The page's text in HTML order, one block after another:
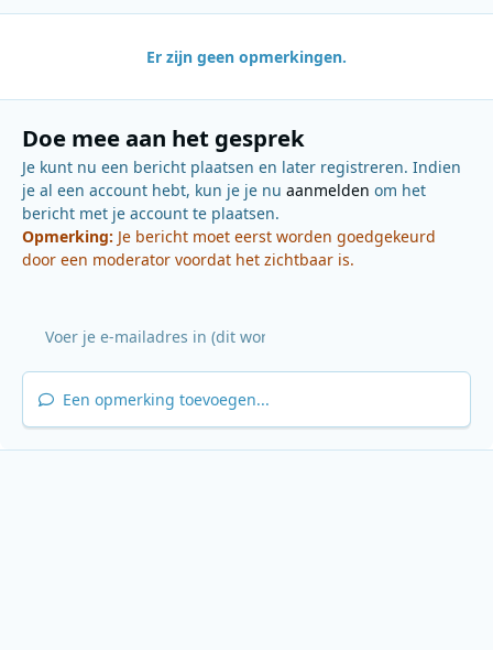
Er zijn geen opmerkingen.
Doe mee aan het gesprek
Je kunt nu een bericht plaatsen en later registreren. Indien
je al een account hebt, kun je je nu aanmelden om het
bericht met je account te plaatsen.
Opmerking: Je bericht moet eerst worden goedgekeurd
door een moderator voordat het zichtbaar is.
Een opmerking toevoegen...